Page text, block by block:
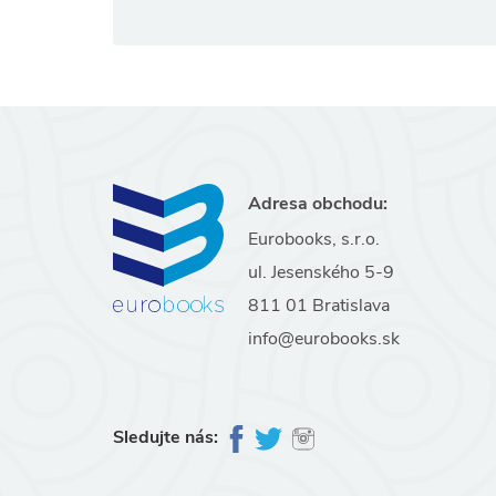
Adresa obchodu:
Eurobooks, s.r.o.
ul. Jesenského 5-9
811 01 Bratislava
info@eurobooks.sk
Sledujte nás: